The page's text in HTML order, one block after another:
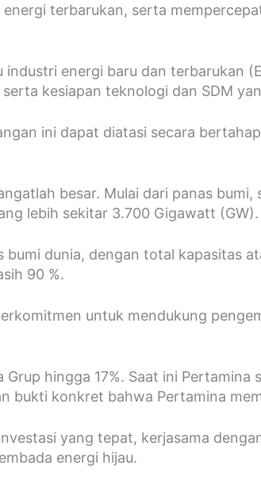
terbarukan, serta
energi baru dan terbarukan
kesiapan teknologi dan SDM
ini dapat diatasi secara
besar. Mulai dari panas
lebih sekitar 3.700 Gigawatt (GW).
dunia, dengan total kapasitas
90 %.
untuk mendukung
hingga 17%. Saat ini Pertamina
bukti konkret bahwa Pertamina
yang tepat, kerjasama
energi hijau.